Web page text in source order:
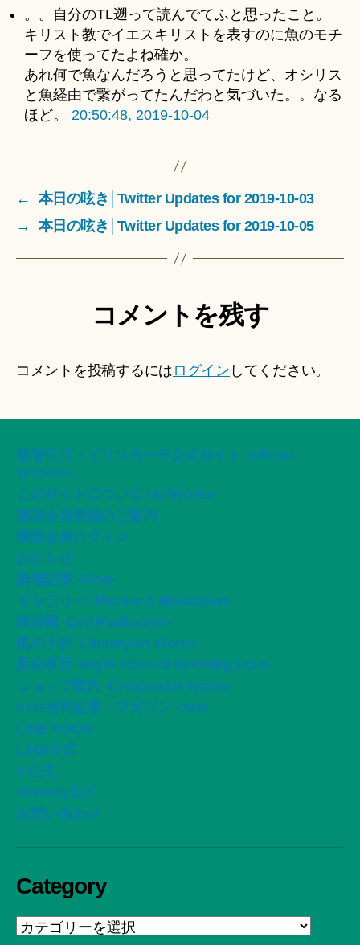
。。自分のTL遡って読んでてふと思ったこと。
キリスト教でイエスキリストを表すのに魚のモチ
ーフを使ってたよね確か。
あれ何で魚なんだろうと思ってたけど、オシリス
と魚経由で繋がってたんだわと気づいた。。なる
ほど。 20:50:48, 2019-10-04
←
本日の呟き│Twitter Updates for 2019-10-03
→
本日の呟き│Twitter Updates for 2019-10-05
コメントを残す
コメントを投稿するには ログイン してください。
船智日月・イリスカーラ公式サイト -official
Website-
このサイトについて -ArtWorks-
購読会員登録のご案内
購読会員ログイン
お知らせ
新着記事 -Blog-
ギャラリー -Picture & Illustration-
桜荘園 -Doll Realization-
風の小径 -LiteraryArt Works-
星紡夜話 -Night Tales of Spinning Stars-
ショップ案内 -CreativeArt Works-
note有料記事・マガジン -note
LINE VOOM
LINE公式
X公式
Bluesky公式
お問い合わせ
Category
Category